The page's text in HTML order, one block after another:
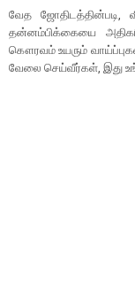
வேத ஜோதிடத்தின்படி,
தன்னம்பிக்கையை
கௌரவம் உயரும்
வேலை செய்வீர்கள், இது